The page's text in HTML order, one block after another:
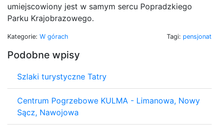
umiejscowiony jest w samym sercu Popradzkiego
Parku Krajobrazowego.
Kategorie: W górach Tagi: pensjonat
Podobne wpisy
Szlaki turystyczne Tatry
Centrum Pogrzebowe KULMA - Limanowa, Nowy
Sącz, Nawojowa